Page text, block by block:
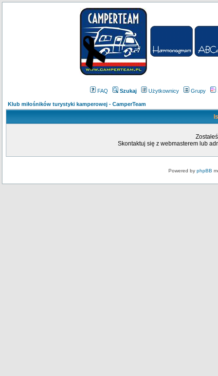
FAQ Szukaj Użytkownicy Grupy
Klub miłośników turystyki kamperowej - CamperTeam
Skontaktuj się z webmasterem lub
Powered by phpBB